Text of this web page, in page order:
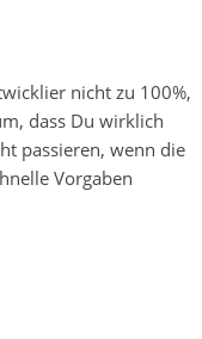
nicht zu 100%,
dass Du wirklich
passieren, wenn die
Vorgaben